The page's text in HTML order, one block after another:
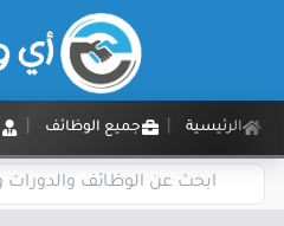
الرئيسية جميع الوظائف